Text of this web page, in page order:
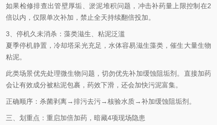
如果检修排查出管壁厚垢、淤泥堆积问题，冲击补药量上限控制在2
倍以内，仅限单次补加，禁止全天持续翻倍投加。
3、停机久未消杀：藻类滋生、粘泥泛滥
夏季停机静置，冷却塔采光充足，水体容易滋生藻类，催生大量生物
粘泥。
此类场景优先处理微生物问题，切勿优先补加缓蚀阻垢剂。直接加药
会让有效成分被粘泥包裹，药效下滑，还会加快污泥富集。
正确顺序：杀菌剥离→排污去污→核验水质→补加缓蚀阻垢剂。
三、划重点：重启加倍加药，暗藏4项现场隐患